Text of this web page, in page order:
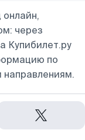
через
Купибилет.ру
по